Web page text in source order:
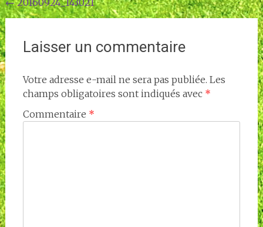
Navigation
de
l'article
←20160924_143021
Laisser un commentaire
Votre adresse e-mail ne sera pas publiée. Les
champs obligatoires sont indiqués avec *
Commentaire *